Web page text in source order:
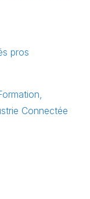
pros
Connectée